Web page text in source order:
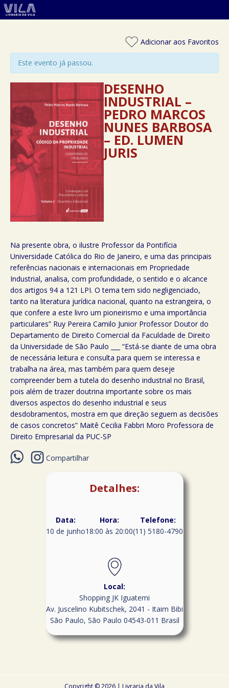
Adicionar aos Favoritos
Este evento já passou.
DESENHO
INDUSTRIAL –
PEDRO MARCOS
NUNES BARBOSA
– ED. LUMEN
JURIS
Na presente obra, o ilustre Professor da Pontifícia
Universidade Católica do Rio de Janeiro, e uma das principais
referências nacionais e internacionais em Propriedade
Industrial, analisa, com profundidade, o sentido e o alcance
dos artigos 94 a 121 LPI. O tema tem sido negligenciado,
tanto na literatura jurídica nacional, quanto na estrangeira, o
que confere a este livro um pioneirismo e uma importância
particulares” Ruy Pereira Camilo Junior Professor Doutor do
Departamento de Direito Comercial da Faculdade de Direito
da Universidade de São Paulo ___ “Está-se diante de uma obra
de necessária leitura e consulta para quem se interessa e
trabalha na área, mas também para quem deseje
compreender bem a tutela do desenho industrial no Brasil,
pois além de trazer doutrina importante sobre os mais
diversos aspectos do desenho industrial e seus
desdobramentos, mostra em que direção seguem as decisões
de casos concretos” Maitê Cecilia Fabbri Moro Professora de
Direito Empresarial da PUC-SP
Compartilhar
Detalhes:
Data:
10 de junho
Hora:
18:00 às 20:00
Telefone:
(11) 5180-4790
Local:
Shopping JK Iguatemi
Av. Juscelino Kubitschek, 2041 - Itaim Bibi
São Paulo, São Paulo 04543-011 Brasil
Copyright © 2026 | Livraria da Vila